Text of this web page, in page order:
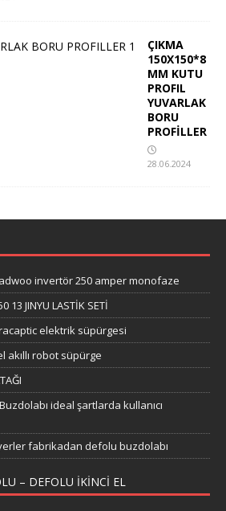
ÇIKMA
150X150*8
MM KUTU
PROFIL
YUVARLAK
BORU
PROFİLLER
28.06.2024
invertör 250 amper monofaze
13 JINYU LASTİK SETİ
elektrik süpürgesi
akıllı robot süpürge
ideal şartlarda kullanıcı
fabrikadan defolu buzdolabı
– DEFOLU IKINCI EL